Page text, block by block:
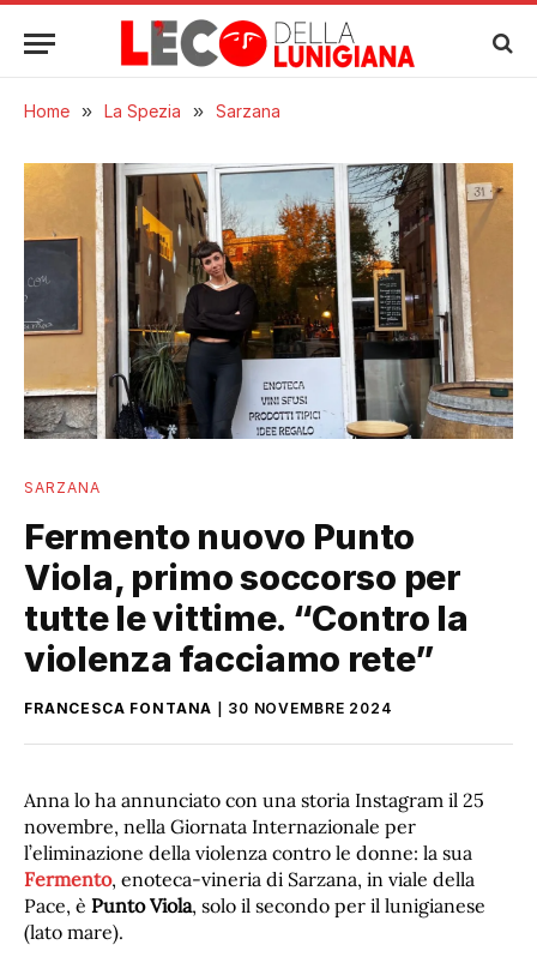
Home » La Spezia » Sarzana
SARZANA
Fermento nuovo Punto
Viola, primo soccorso per
tutte le vittime. “Contro la
violenza facciamo rete”
FRANCESCA FONTANA 30 NOVEMBRE 2024
Anna lo ha annunciato con una storia Instagram il 25
novembre, nella Giornata Internazionale per
l’eliminazione della violenza contro le donne: la sua
Fermento, enoteca-vineria di Sarzana, in viale della
Pace, è Punto Viola, solo il secondo per il lunigianese
(lato mare).